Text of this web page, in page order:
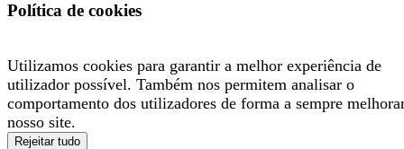
Política de cookies
Utilizamos cookies para garantir a melhor experiência de
utilizador possível. Também nos permitem analisar o
comportamento dos utilizadores de forma a sempre
nosso site.
Rejeitar tudo